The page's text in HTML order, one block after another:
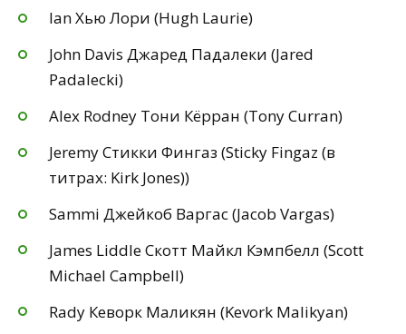
Ian Хью Лори (Hugh Laurie)
John Davis Джаред Падалеки (Jared
Padalecki)
Alex Rodney Тони Кёрран (Tony Curran)
Jeremy Стикки Фингаз (Sticky Fingaz (в
титрах: Kirk Jones))
Sammi Джейкоб Варгас (Jacob Vargas)
James Liddle Скотт Майкл Кэмпбелл (Scott
Michael Campbell)
Rady Кеворк Маликян (Kevork Malikyan)